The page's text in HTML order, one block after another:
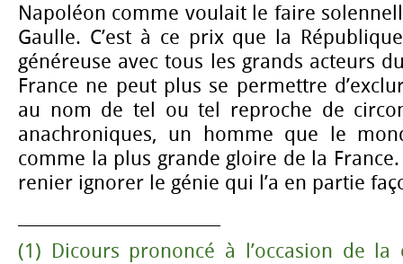
Napoléon comme voulait le faire
Gaulle. C’est à ce prix que la
généreuse avec tous les grands acteurs
France ne peut plus se permettre
au nom de tel ou tel reproche de
anachroniques, un homme que le
comme la plus grande gloire de la
renier ignorer le génie qui l’a en partie
(1) Dicours prononcé à l’occasion de